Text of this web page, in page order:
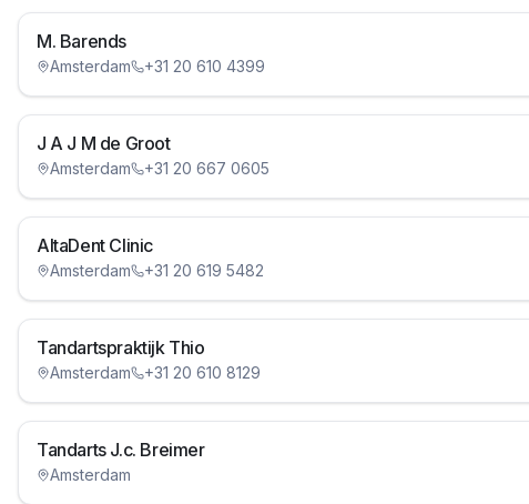
M. Barends
Amsterdam +31 20 610 4399
J A J M de Groot
Amsterdam +31 20 667 0605
AltaDent Clinic
Amsterdam +31 20 619 5482
Tandartspraktijk Thio
Amsterdam +31 20 610 8129
Tandarts J.c. Breimer
Amsterdam